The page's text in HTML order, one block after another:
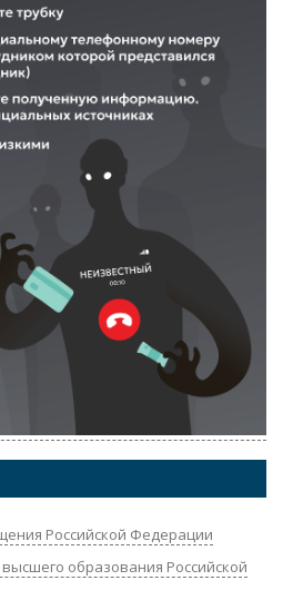
Российской Федерации
образования Российской